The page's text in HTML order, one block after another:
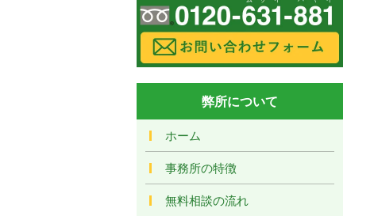
弊所について
ホーム
事務所の特徴
無料相談の流れ